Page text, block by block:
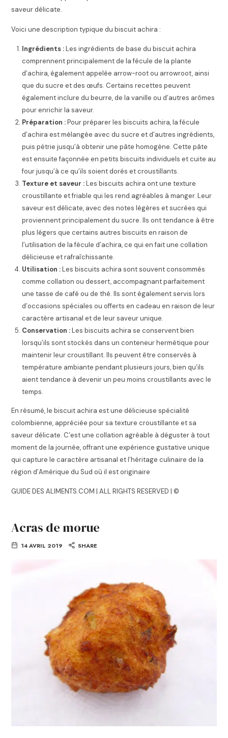
saveur délicate.
Voici une description typique du biscuit achira :
Ingrédients :Les ingrédients de base du biscuit achira
comprennent principalement de la fécule de la plante
d’achira, également appelée arrow-root ou arrowroot, ainsi
que du sucre et des œufs. Certains recettes peuvent
également inclure du beurre, de la vanille ou d’autres arômes
pour enrichir la saveur.
Préparation :Pour préparer les biscuits achira, la fécule
d’achira est mélangée avec du sucre et d’autres ingrédients,
puis pétrie jusqu’à obtenir une pâte homogène. Cette pâte
est ensuite façonnée en petits biscuits individuels et cuite au
four jusqu’à ce qu’ils soient dorés et croustillants.
Texture et saveur :Les biscuits achira ont une texture
croustillante et friable qui les rend agréables à manger. Leur
saveur est délicate, avec des notes légères et sucrées qui
proviennent principalement du sucre. Ils ont tendance à être
plus légers que certains autres biscuits en raison de
l’utilisation de la fécule d’achira, ce qui en fait une collation
délicieuse et rafraîchissante.
Utilisation :Les biscuits achira sont souvent consommés
comme collation ou dessert, accompagnant parfaitement
une tasse de café ou de thé. Ils sont également servis lors
d’occasions spéciales ou offerts en cadeau en raison de leur
caractère artisanal et de leur saveur unique.
Conservation :Les biscuits achira se conservent bien
lorsqu’ils sont stockés dans un conteneur hermétique pour
maintenir leur croustillant. Ils peuvent être conservés à
température ambiante pendant plusieurs jours, bien qu’ils
aient tendance à devenir un peu moins croustillants avec le
temps.
En résumé, le biscuit achira est une délicieuse spécialité
colombienne, appréciée pour sa texture croustillante et sa
saveur délicate. C’est une collation agréable à déguster à tout
moment de la journée, offrant une expérience gustative unique
qui capture le caractère artisanal et l’héritage culinaire de la
région d’Amérique du Sud où il est originaire
GUIDE DES ALIMENTS.COM | ALL RIGHTS RESERVED | ©
Acras de morue
14 AVRIL 2019 SHARE